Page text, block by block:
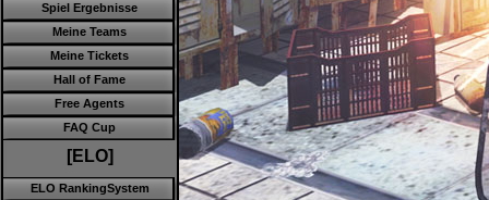
Spiel Ergebnisse
Meine Teams
Meine Tickets
Hall of Fame
Free Agents
FAQ Cup
[ELO]
ELO RankingSystem